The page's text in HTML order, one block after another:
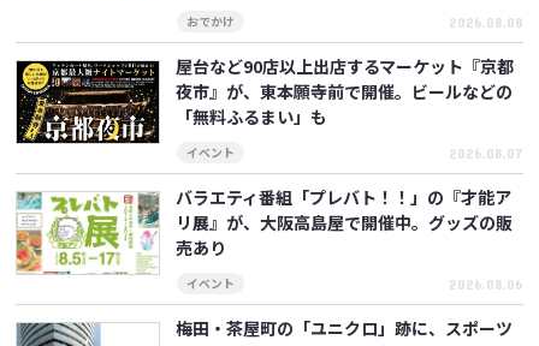
おでかけ 2026.08.08
屋台など90店以上出店するマーケット『京都
夜市』が、東本願寺前で開催。ビールなどの
「無料ふるまい」も
イベント 2026.08.07
バラエティ番組「プレバト！！」の『才能ア
リ展』が、大阪高島屋で開催中。グッズの販
売あり
イベント 2026.08.06
梅田・茶屋町の「ユニクロ」跡に、スポーツ